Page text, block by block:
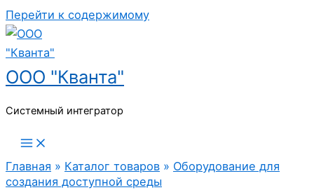
Перейти к содержимому
ООО "Кванта"
Системный интегратор
Главная » Каталог товаров » Оборудование для
создания доступной среды